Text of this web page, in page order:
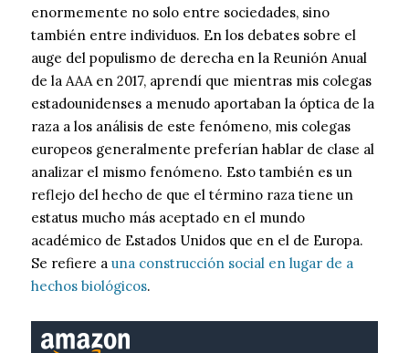
enormemente no solo entre sociedades, sino
también entre individuos. En los debates sobre el
auge del populismo de derecha en la Reunión Anual
de la AAA en 2017, aprendí que mientras mis colegas
estadounidenses a menudo aportaban la óptica de la
raza a los análisis de este fenómeno, mis colegas
europeos generalmente preferían hablar de clase al
analizar el mismo fenómeno. Esto también es un
reflejo del hecho de que el término raza tiene un
estatus mucho más aceptado en el mundo
académico de Estados Unidos que en el de Europa.
Se refiere a una construcción social en lugar de a
hechos biológicos.